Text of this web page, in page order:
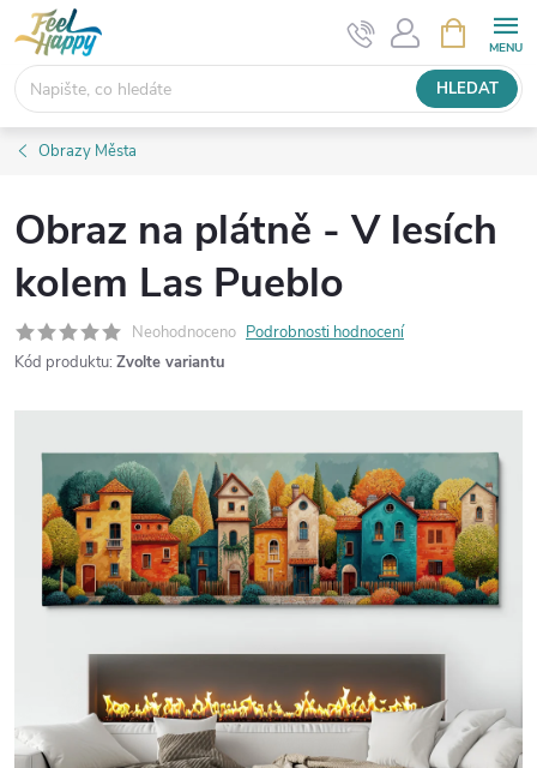
Přejít
na
obsah
HLEDAT
NÁKUPNÍ
KOŠÍK
Obrazy Města
Obraz na plátně - V lesích
kolem Las Pueblo
Neohodnoceno Podrobnosti hodnocení
Kód produktu: Zvolte variantu